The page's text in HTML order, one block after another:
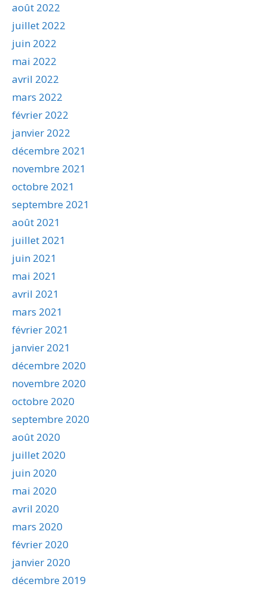
août 2022
juillet 2022
juin 2022
mai 2022
avril 2022
mars 2022
février 2022
janvier 2022
décembre 2021
novembre 2021
octobre 2021
septembre 2021
août 2021
juillet 2021
juin 2021
mai 2021
avril 2021
mars 2021
février 2021
janvier 2021
décembre 2020
novembre 2020
octobre 2020
septembre 2020
août 2020
juillet 2020
juin 2020
mai 2020
avril 2020
mars 2020
février 2020
janvier 2020
décembre 2019